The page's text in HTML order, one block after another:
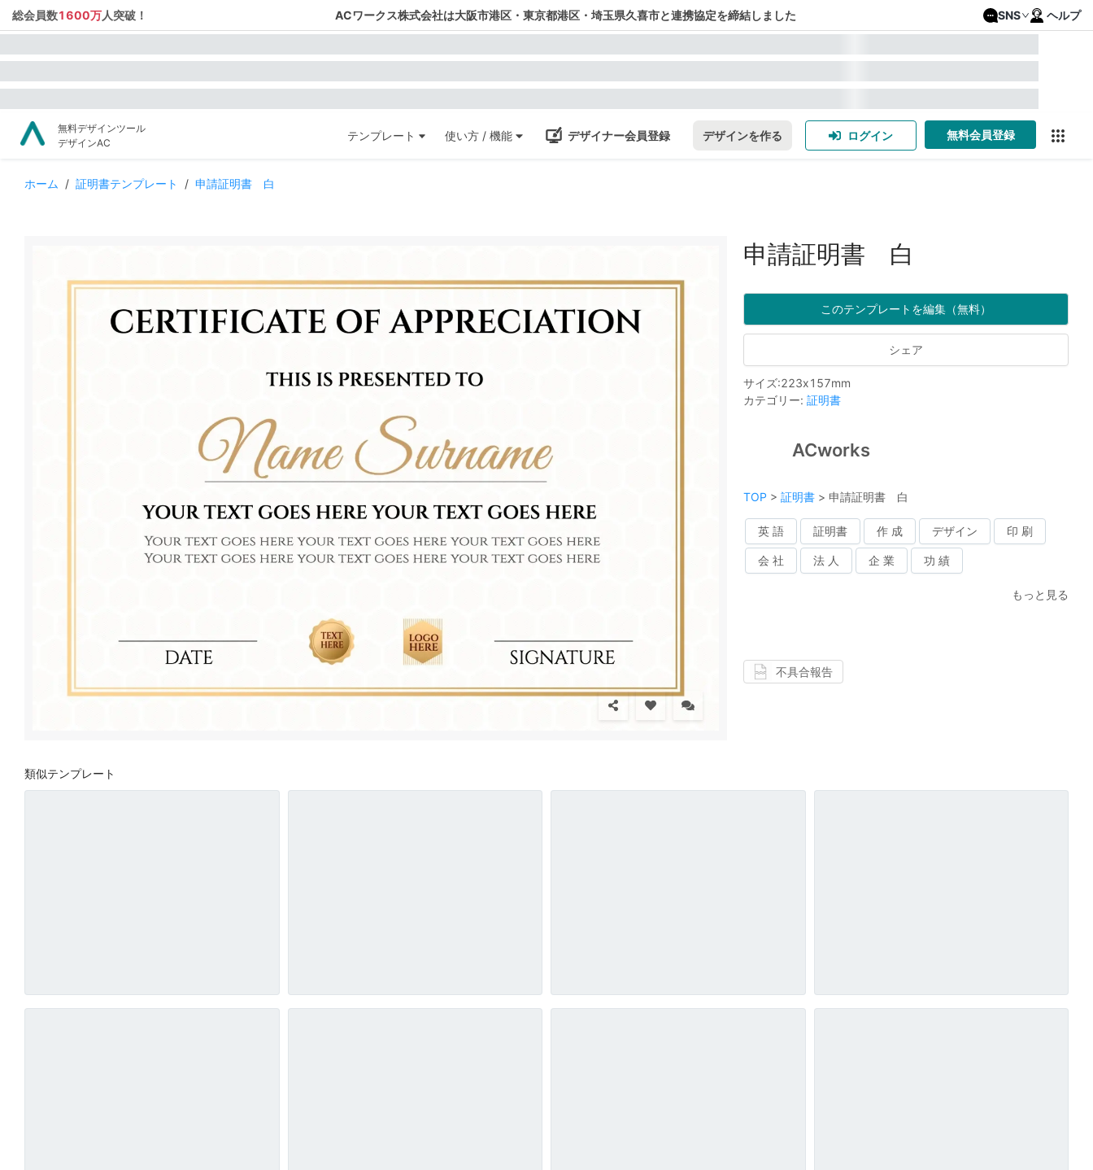
総会員数1600万人突破！ ACワークス株式会社は大阪市港区・東京都港区・埼玉県久喜市と連携協定を締結しました SNS ヘルプ
無料デザインツール
デザインAC
テンプレート 使い方 / 機能 デザイナー会員登録 デザインを作る ログイン 無料会員登録
ホーム / 証明書テンプレート / 申請証明書 白
申請証明書 白
このテンプレートを編集（無料）
シェア
サイズ:223x157mm
カテゴリー: 証明書
ACworks
TOP > 証明書 > 申請証明書 白
英 語 証明書 作 成 デザイン 印 刷
会 社 法 人 企 業 功 績
もっと見る
不具合報告
類似テンプレート